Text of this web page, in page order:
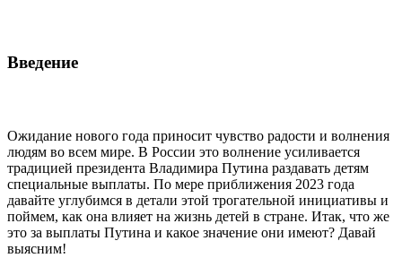
Введение
Ожидание нового года приносит чувство радости и волнения
людям во всем мире. В России это волнение усиливается
традицией президента Владимира Путина раздавать детям
специальные выплаты. По мере приближения 2023 года
давайте углубимся в детали этой трогательной инициативы и
поймем, как она влияет на жизнь детей в стране. Итак, что же
это за выплаты Путина и какое значение они имеют? Давай
выясним!